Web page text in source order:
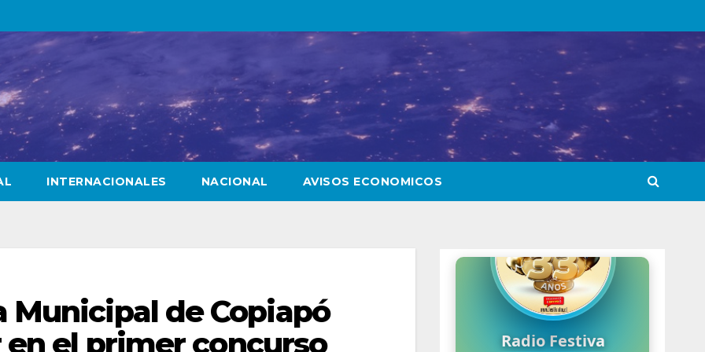
INTERNACIONALES NACIONAL AVISOS ECONOMICOS
de Copiapó
el primer concurso